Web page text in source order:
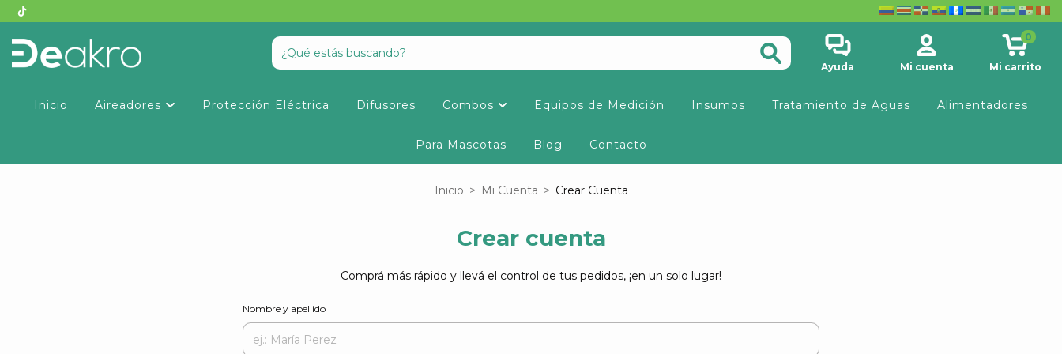
Ayuda Mi cuenta Mi carrito
0
Inicio Aireadores Protección Eléctrica Difusores Combos Equipos de Medición Insumos Tratamiento de Aguas Alimentadores
Para Mascotas Blog Contacto
Inicio > Mi Cuenta > Crear Cuenta
Crear cuenta
Comprá más rápido y llevá el control de tus pedidos, ¡en un solo lugar!
Nombre y apellido